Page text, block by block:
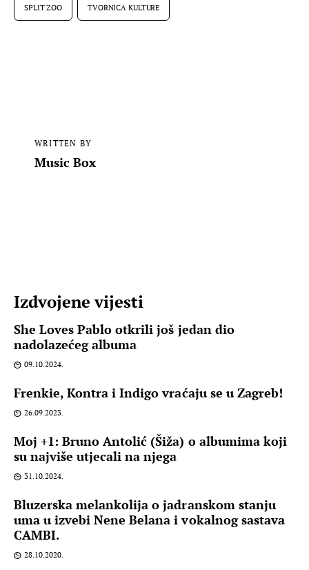
SPLIT ZOO TVORNICA KULTURE
WRITTEN BY
Music Box
Izdvojene vijesti
She Loves Pablo otkrili još jedan dio
nadolazećeg albuma
09.10.2024.
Frenkie, Kontra i Indigo vraćaju se u Zagreb!
26.09.2023.
Moj +1: Bruno Antolić (Šiža) o albumima koji
su najviše utjecali na njega
31.10.2024.
Bluzerska melankolija o jadranskom stanju
uma u izvebi Nene Belana i vokalnog sastava
CAMBI.
28.10.2020.